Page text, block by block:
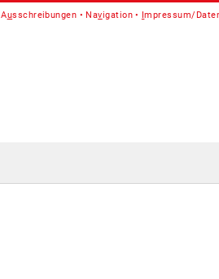
Ausschreibungen Navigation Impressum/